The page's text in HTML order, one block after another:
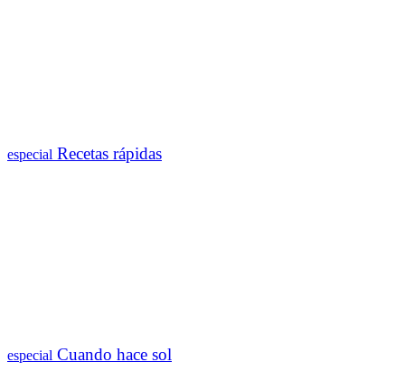
especial Recetas rápidas
especial Cuando hace sol